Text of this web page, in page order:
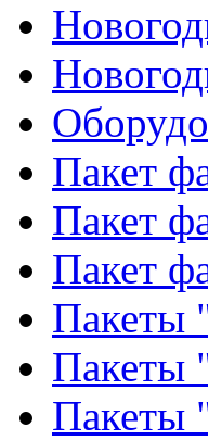
Пакет
Пакет
Пакет
Пакеты
Пакеты
Пакеты